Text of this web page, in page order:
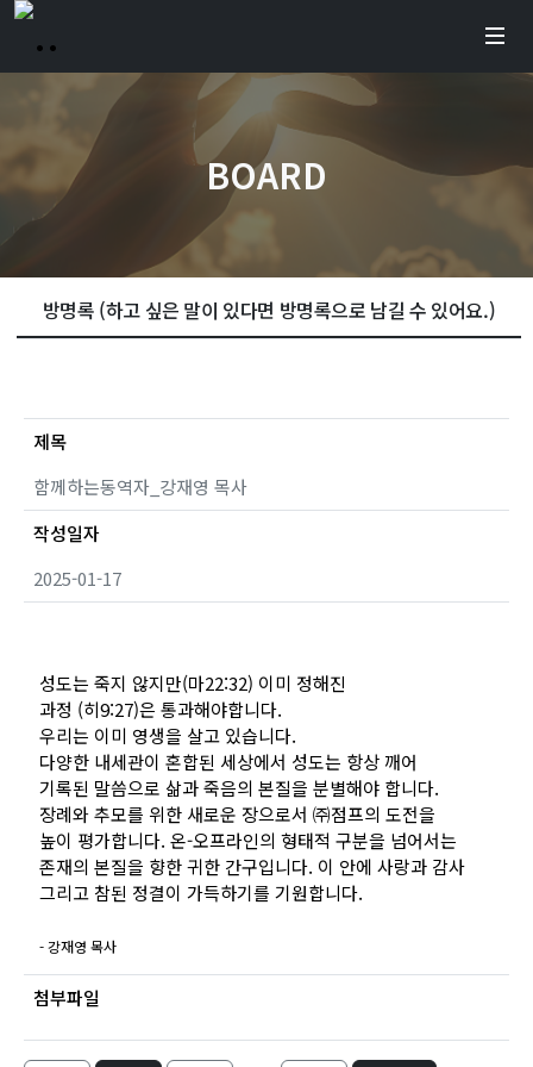
BOARD
방명록 (하고 싶은 말이 있다면 방명록으로 남길 수 있어요.)
제목
함께하는동역자_강재영 목사
작성일자
2025-01-17
성도는 죽지 않지만(마22:32) 이미 정해진
과정 (히9:27)은 통과해야합니다.
우리는 이미 영생을 살고 있습니다.
다양한 내세관이 혼합된 세상에서 성도는 항상 깨어
기록된 말씀으로 삶과 죽음의 본질을 분별해야 합니다.
장례와 추모를 위한 새로운 장으로서 ㈜점프의 도전을
높이 평가합니다. 온-오프라인의 형태적 구분을 넘어서는
존재의 본질을 향한 귀한 간구입니다. 이 안에 사랑과 감사
그리고 참된 정결이 가득하기를 기원합니다.
- 강재영 목사
첨부파일